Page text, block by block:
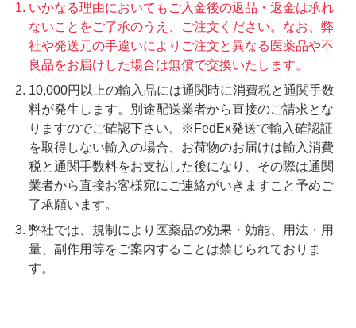
いかなる理由においてもご入金後の返品・返金は承れ
ないことをご了承のうえ、ご注文ください。なお、弊
社や発送元の手違いによりご注文と異なる医薬品や不
良品をお届けした場合は無償で交換いたします。
10,000円以上の輸入品には通関時に消費税と通関手数
料が発生します。別途配送業者から直接のご請求とな
りますのでご確認下さい。※FedEx発送で輸入確認証
を取得しない輸入の場合、お荷物のお届けは輸入消費
税と通関手数料をお支払した後になり、その際は通関
業者から直接お客様宛にご連絡がいきますこと予めご
了承願います。
弊社では、規制により医薬品の効果・効能、用法・用
量、副作用等をご案内することは禁じられておりま
す。